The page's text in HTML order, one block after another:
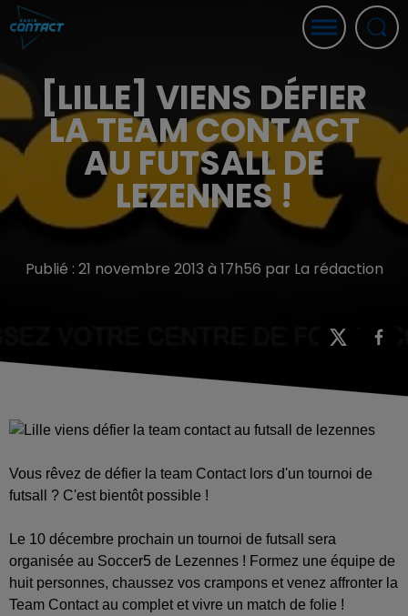
[LILLE] VIENS DÉFIER
LA TEAM CONTACT
AU FUTSALL DE
LEZENNES !
Publié : 21 novembre 2013 à 17h56 par La rédaction
Vous rêvez de défier la team Contact lors d'un tournoi de
futsall ? C'est bientôt possible !
Le 10 décembre prochain un tournoi de futsall sera
organisée au Soccer5 de Lezennes ! Formez une équipe de
huit personnes, chaussez vos crampons et venez affronter la
Team Contact au complet et vivre un match de folie !